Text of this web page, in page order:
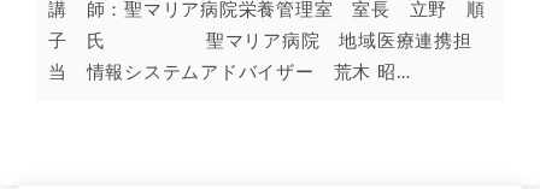
病
院
の
講 師：聖マリア病院栄養管理室 室長 立野 順
子 氏 聖マリア病院 地域医療連携担
当 情報システムアドバイザー 荒木 昭…